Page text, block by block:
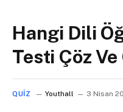
Hangi Dili
Testi Çöz
QUIZ Youthall 3 Nisan